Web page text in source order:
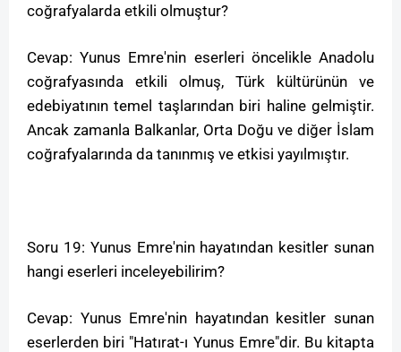
coğrafyalarda etkili olmuştur?
Cevap: Yunus Emre'nin eserleri öncelikle Anadolu
coğrafyasında etkili olmuş, Türk kültürünün ve
edebiyatının temel taşlarından biri haline gelmiştir.
Ancak zamanla Balkanlar, Orta Doğu ve diğer İslam
coğrafyalarında da tanınmış ve etkisi yayılmıştır.
Soru 19: Yunus Emre'nin hayatından kesitler sunan
hangi eserleri inceleyebilirim?
Cevap: Yunus Emre'nin hayatından kesitler sunan
eserlerden biri "Hatırat-ı Yunus Emre"dir. Bu kitapta